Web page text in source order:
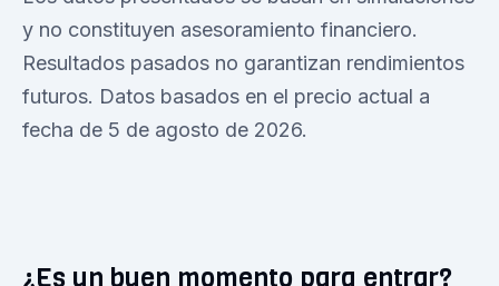
y no constituyen asesoramiento financiero.
Resultados pasados no garantizan rendimientos
futuros. Datos basados en el precio actual a
fecha de 5 de agosto de 2026.
¿Es un buen momento para entrar?